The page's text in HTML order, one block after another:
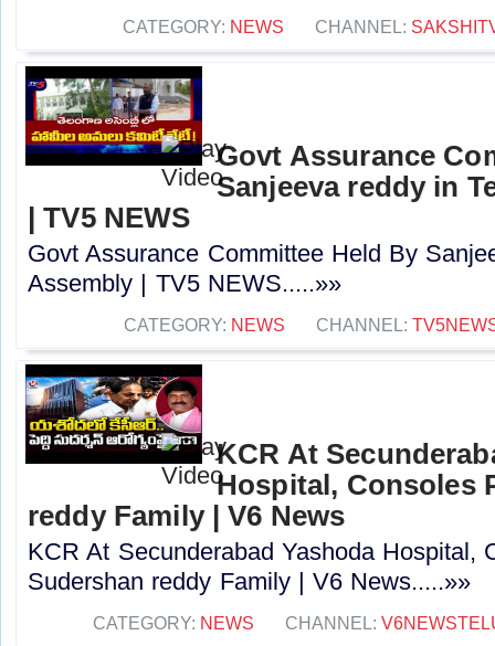
CATEGORY: NEWS CHANNEL:
Govt Assurance
Sanjeeva reddy in
| TV5 NEWS
Govt Assurance Committee Held By
Assembly | TV5 NEWS.....»»
CATEGORY: NEWS CHANNEL:
KCR At
Hospital, Consoles
reddy Family | V6 News
KCR At Secunderabad Yashoda Hospital,
Sudershan reddy Family | V6 News.....»»
CATEGORY: NEWS CHANNEL: